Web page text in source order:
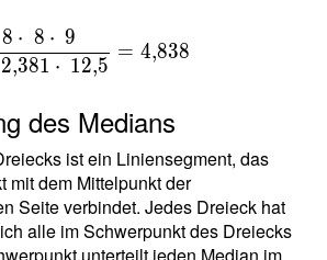
2,381 ⋅ 12,5
8 ⋅ 8 ⋅ 9
= 4,838
des Medians
ist ein Liniensegment, das
mit dem Mittelpunkt der
Seite verbindet. Jedes Dreieck hat
alle im Schwerpunkt des Dreiecks